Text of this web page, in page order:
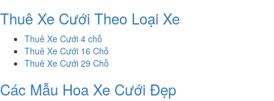
Thuê Xe Cưới Theo Loại Xe
Thuê Xe Cưới 4 chỗ
Thuê Xe Cưới 16 Chỗ
Thuê Xe Cưới 29 Chỗ
Các Mẫu Hoa Xe Cưới Đẹp